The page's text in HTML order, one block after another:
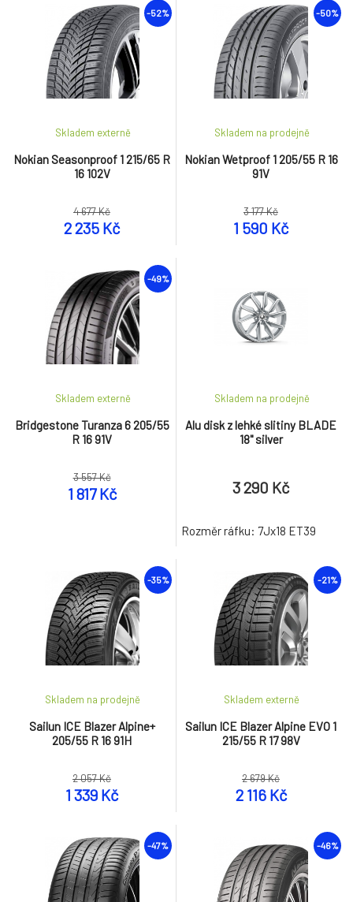
-52%
Nokian Seasonproof 1 215/65 R
16 102V
Skladem externě
4 677 Kč
2 235 Kč
-50%
Nokian Wetproof 1 205/55 R 16
91V
Skladem na prodejně
3 177 Kč
1 590 Kč
-49%
Bridgestone Turanza 6 205/55
R 16 91V
Skladem externě
3 557 Kč
1 817 Kč
Alu disk z lehké slitiny BLADE
18" silver
Skladem na prodejně
3 290 Kč
Rozměr ráfku: 7Jx18 ET39
-35%
Sailun ICE Blazer Alpine+
205/55 R 16 91H
Skladem na prodejně
2 057 Kč
1 339 Kč
-21%
Sailun ICE Blazer Alpine EVO 1
215/55 R 17 98V
Skladem externě
2 679 Kč
2 116 Kč
-47% -46%